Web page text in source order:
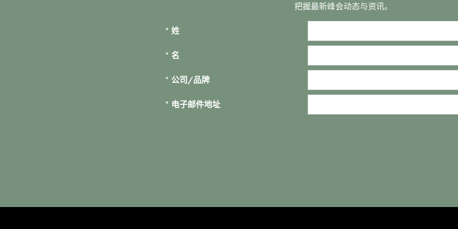
把握最新峰会动态与资讯。
* 姓
* 名
* 公司/品牌
* 电子邮件地址